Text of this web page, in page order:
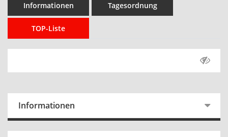
Informationen Tagesordnung
TOP-Liste
Informationen